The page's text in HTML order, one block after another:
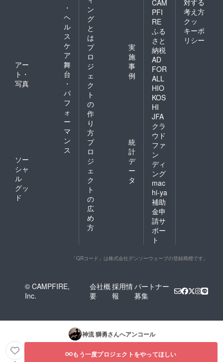
・
ヘ
ル
ス
ケ
ア
アー
ト・
写真
舞
台
・
パ
フ
ォ
ー
マ
ン
ス
ソー
シャ
ル
グッ
ド
ン
グ
と
は
プ
ロ
ジ
ェ
ク
ト
の
作
り
方
実
施
事
例
プ
ロ
ジ
ェ
ク
ト
の
広
め
方
統
計
デ
ー
タ
CAM
PFI
RE
ふる
さと
納税
AD
FOR
ALL
HIO
KOS
HI
JFA
クラ
ウド
ファ
ン
ディ
ング
mac
hi-ya
補助
金申
請サ
ポー
ト
対する
考え方
クッ
キーポ
リシー
「QRコード」は株式会社デンソーウェーブの登録商標です。
© CAMPFIRE,
Inc.
会社概
要
採用情
報
パートナー
募集
神流 獅勇さんへアンコール
もう一度プロジェクトをやってほしい